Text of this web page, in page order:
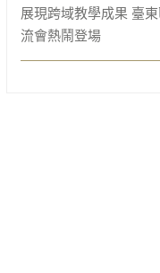
展現跨域教學成果 臺
流會熱鬧登場